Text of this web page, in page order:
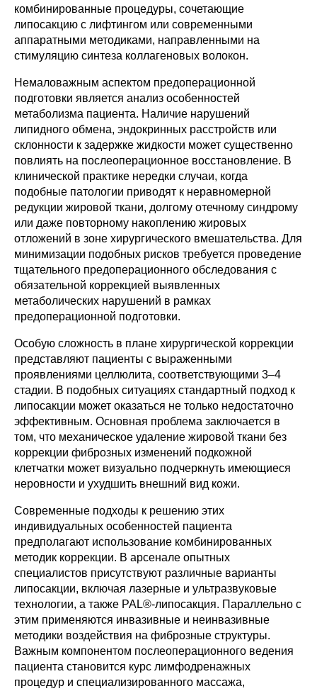
комбинированные процедуры, сочетающие
липосакцию с лифтингом или современными
аппаратными методиками, направленными на
стимуляцию синтеза коллагеновых волокон.
Немаловажным аспектом предоперационной
подготовки является анализ особенностей
метаболизма пациента. Наличие нарушений
липидного обмена, эндокринных расстройств или
склонности к задержке жидкости может существенно
повлиять на послеоперационное восстановление. В
клинической практике нередки случаи, когда
подобные патологии приводят к неравномерной
редукции жировой ткани, долгому отечному синдрому
или даже повторному накоплению жировых
отложений в зоне хирургического вмешательства. Для
минимизации подобных рисков требуется проведение
тщательного предоперационного обследования с
обязательной коррекцией выявленных
метаболических нарушений в рамках
предоперационной подготовки.
Особую сложность в плане хирургической коррекции
представляют пациенты с выраженными
проявлениями целлюлита, соответствующими 3–4
стадии. В подобных ситуациях стандартный подход к
липосакции может оказаться не только недостаточно
эффективным. Основная проблема заключается в
том, что механическое удаление жировой ткани без
коррекции фиброзных изменений подкожной
клетчатки может визуально подчеркнуть имеющиеся
неровности и ухудшить внешний вид кожи.
Современные подходы к решению этих
индивидуальных особенностей пациента
предполагают использование комбинированных
методик коррекции. В арсенале опытных
специалистов присутствуют различные варианты
липосакции, включая лазерные и ультразвуковые
технологии, а также PAL®-липосакция. Параллельно с
этим применяются инвазивные и неинвазивные
методики воздействия на фиброзные структуры.
Важным компонентом послеоперационного ведения
пациента становится курс лимфодренажных
процедур и специализированного массажа,